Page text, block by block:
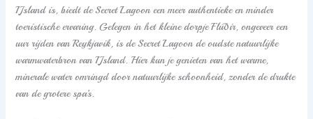
IJsland is, biedt de Secret Lagoon een meer authentieke en minder
toeristische ervaring. Gelegen in het kleine dorpje Flúðir, ongeveer een
uur rijden van Reykjavik, is de Secret Lagoon de oudste natuurlijke
warmwaterbron van IJsland. Hier kun je genieten van het warme,
minerale water omringd door natuurlijke schoonheid, zonder de drukte
van de grotere spa’s.